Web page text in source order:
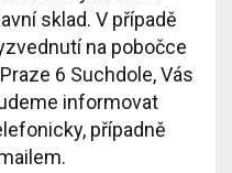
sklad. V případě
na pobočce
6 Suchdole, Vás
informovat
případně